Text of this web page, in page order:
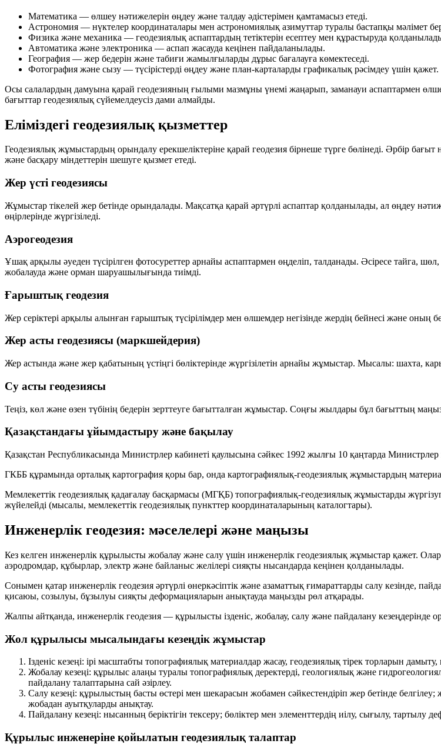
Математика — өлшеу нәтижелерін өңдеу және талдау әдістерімен қамтамасыз етеді.
Астрономия — нүктелер координаталары мен астрономиялық азимуттар туралы бастапқы мәлімет
Физика және механика — геодезиялық аспаптардың тетіктерін есептеу мен құрастыруда
Автоматика және электроника — аспап жасауда кеңінен пайдаланылады.
География — жер бедерін және табиғи жамылғыларды дұрыс бағалауға көмектеседі.
Фотография және сызу — түсірістерді өңдеу және план-карталарды графикалық рәсімдеу үшін қажет.
Осы салалардың дамуына қарай геодезияның ғылыми мазмұны үнемі жаңарып, заманауи аспаптармен
бағыттар геодезиялық сүйемелдеусіз дами алмайды.
Еліміздегі геодезиялық қызметтер
Геодезиялық жұмыстардың орындалу ерекшеліктеріне қарай геодезия бірнеше түрге бөлінеді. Әрбір
және басқару міндеттерін шешуге қызмет етеді.
Жер үсті геодезиясы
Жұмыстар тікелей жер бетінде орындалады. Мақсатқа қарай әртүрлі аспаптар қолданылады, ал өңдеу
өңірлерінде жүргізіледі.
Аэрогеодезия
Ұшақ арқылы әуеден түсірілген фотосуреттер арнайы аспаптармен өңделіп, талданады. Әсіресе тайга,
жобалауда және орман шаруашылығында тиімді.
Ғарыштық геодезия
Жер серіктері арқылы алынған ғарыштық түсірілімдер мен өлшемдер негізінде жердің бейнесі және оның
Жер асты геодезиясы (маркшейдерия)
Жер астында және жер қабатының үстіңгі бөліктерінде жүргізілетін арнайы жұмыстар. Мысалы: шахта,
Су асты геодезиясы
Теңіз, көл және өзен түбінің бедерін зерттеуге бағытталған жұмыстар. Соңғы жылдары бұл бағыттың
Қазақстандағы ұйымдастыру және бақылау
Қазақстан Республикасында Министрлер кабинеті қаулысына сәйкес 1992 жылғы 10 қаңтарда Министрлер
ГКББ құрамында орталық картография қоры бар, онда картографиялық-геодезиялық жұмыстардың
Мемлекеттік геодезиялық қадағалау басқармасы (МГҚБ) топографиялық-геодезиялық жұмыстарды
жүйелейді (мысалы, мемлекеттік геодезиялық пункттер координаталарының каталогтары).
Инженерлік геодезия: мәселелері және маңызы
Кез келген инженерлік құрылысты жобалау және салу үшін инженерлік геодезиялық жұмыстар қажет.
аэродромдар, құбырлар, электр және байланыс желілері сияқты нысандарда кеңінен қолданылады.
Сонымен қатар инженерлік геодезия әртүрлі өнеркәсіптік және азаматтық ғимараттарды салу кезінде,
қисаюы, созылуы, бұзылуы сияқты деформацияларын анықтауда маңызды рөл атқарады.
Жалпы айтқанда, инженерлік геодезия — құрылысты ізденіс, жобалау, салу және пайдалану кезеңдерінде
Жол құрылысы мысалындағы кезеңдік жұмыстар
Ізденіс кезеңі: ірі масштабты топографиялық материалдар жасау, геодезиялық тірек торларын
Жобалау кезеңі: құрылыс алаңы туралы топографиялық деректерді, геологиялық және
пайдалану талаптарына сай әзірлеу.
Салу кезеңі: құрылыстың басты өстері мен шекарасын жобамен сәйкестендіріп жер бетінде
жобадан ауытқуларды анықтау.
Пайдалану кезеңі: нысанның беріктігін тексеру; бөліктер мен элементтердің иілу, сығылу, тартылу
Құрылыс инженеріне қойылатын геодезиялық талаптар